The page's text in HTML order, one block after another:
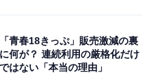
「青春18きっぷ」販売激減の裏
に何が？ 連続利用の厳格化だけ
ではない「本当の理由」